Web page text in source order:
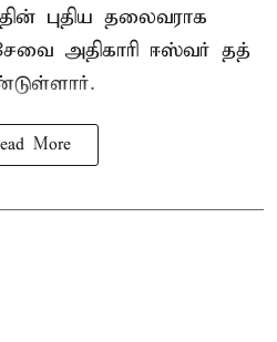
புதிய தலைவராக
அதிகாரி ஈஸ்வர் தத்
More